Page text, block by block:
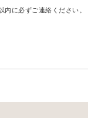
内に必ずご連絡ください。